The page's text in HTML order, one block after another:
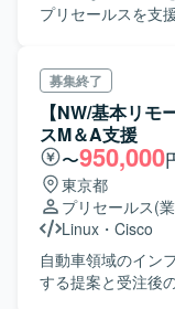
プリセールスを支
募集終了
【NW/基本リ
スM＆A支援
〜950,000
東京都
プリセールス(
Linux ・ Cisco
自動車領域のイン
する提案と受注後